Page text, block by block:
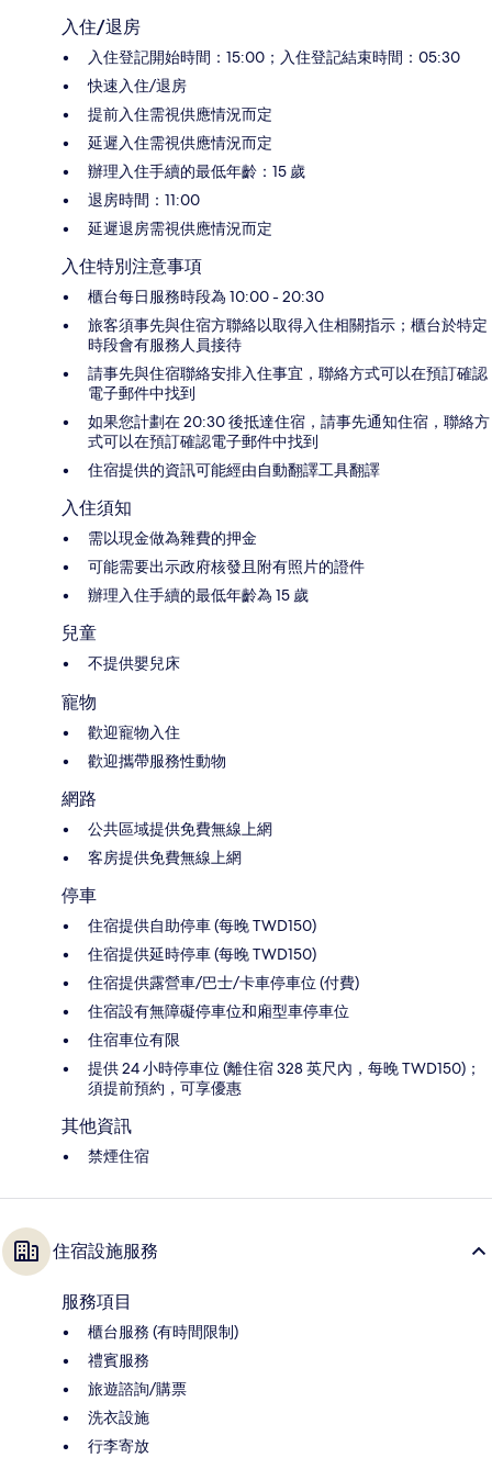
入住/退房
入住登記開始時間：15:00；入住登記結束時間：05:30
快速入住/退房
提前入住需視供應情況而定
延遲入住需視供應情況而定
辦理入住手續的最低年齡：15 歲
退房時間：11:00
延遲退房需視供應情況而定
入住特別注意事項
櫃台每日服務時段為 10:00 - 20:30
旅客須事先與住宿方聯絡以取得入住相關指示；櫃台於特定
時段會有服務人員接待
請事先與住宿聯絡安排入住事宜，聯絡方式可以在預訂確認
電子郵件中找到
如果您計劃在 20:30 後抵達住宿，請事先通知住宿，聯絡方
式可以在預訂確認電子郵件中找到
住宿提供的資訊可能經由自動翻譯工具翻譯
入住須知
需以現金做為雜費的押金
可能需要出示政府核發且附有照片的證件
辦理入住手續的最低年齡為 15 歲
兒童
不提供嬰兒床
寵物
歡迎寵物入住
歡迎攜帶服務性動物
網路
公共區域提供免費無線上網
客房提供免費無線上網
停車
住宿提供自助停車 (每晚 TWD150)
住宿提供延時停車 (每晚 TWD150)
住宿提供露營車/巴士/卡車停車位 (付費)
住宿設有無障礙停車位和廂型車停車位
住宿車位有限
提供 24 小時停車位 (離住宿 328 英尺內，每晚 TWD150)；
須提前預約，可享優惠
其他資訊
禁煙住宿
住宿設施服務
服務項目
櫃台服務 (有時間限制)
禮賓服務
旅遊諮詢/購票
洗衣設施
行李寄放